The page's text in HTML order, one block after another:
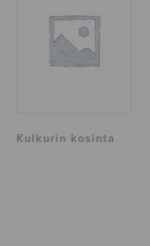
Kulkurin kosinta